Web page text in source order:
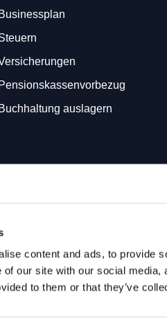
content and ads, to provide
of our site with our social
to them or that they’ve
Businessplan
Pensionskassenvorbezug
Buchhaltung auslagern
Datenschutzerklärung